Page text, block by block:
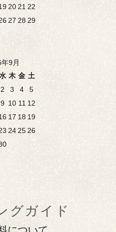
2021 22
27 2829
9月
木 金 土
2 3 4
5
9 10 11 12
17 18 19
24 25 26
グガイド
について